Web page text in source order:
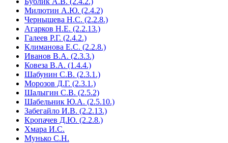
Милютин А.Ю. (2.4.2)
Чернышева Н.С. (2.2.8.)
Агарков Н.Е. (2.2.13.)
Галеев Р.Г. (2.4.2.)
Климанова Е.С. (2.2.8.)
Иванов В.А. (2.3.3.)
Ковеза В.А. (1.4.4.)
Шабунин С.В. (2.3.1.)
Морозов Д.Г. (2.3.1.)
Шалыгин С.В. (2.5.2)
Шабельник Ю.А. (2.5.10.)
Забегайло И.В. (2.2.13.)
Кропачев Д.Ю. (2.2.8.)
Хмара И.С.
Мунько С.Н.